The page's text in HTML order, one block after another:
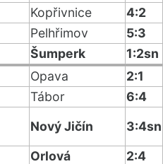
Kopřivnice
4:2
Pelhřimov
5:3
Šumperk
1:2sn
Opava
2:1
Tábor
6:4
Nový Jičín
3:4sn
Orlová
2:4